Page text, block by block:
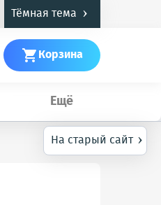
На старый сайт ›
Тёмная тема ›
Корзина
Ещё